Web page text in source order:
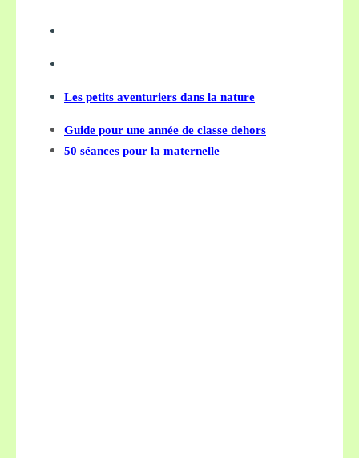
Les petits aventuriers dans la nature
Guide pour une année de classe dehors
50 séances pour la maternelle